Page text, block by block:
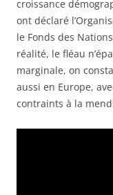
croissance
ont déclaré
le Fonds des
réalité, le fléau
marginale, on
aussi en Europe,
contraints à la